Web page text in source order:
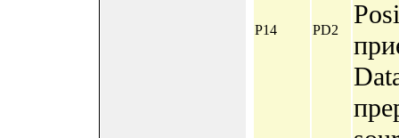
P14 PD2